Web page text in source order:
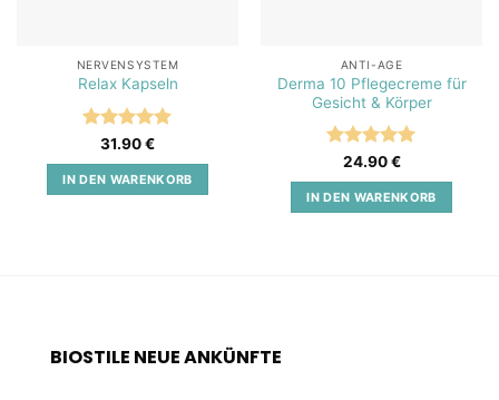
NERVENSYSTEM
Relax Kapseln
Bewertet
mit5von
5
31.90€
IN DEN WARENKORB
ANTI-AGE
Derma 10 Pflegecreme für
Gesicht & Körper
Bewertet
mit5von
5
24.90€
IN DEN WARENKORB
BIOSTILE NEUE ANKÜNFTE